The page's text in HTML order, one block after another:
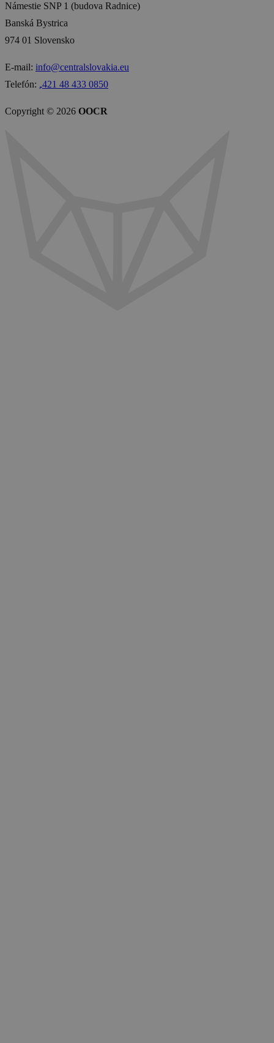
Námestie SNP 1 (budova Radnice)
Banská Bystrica
974 01 Slovensko
E-mail: info@centralslovakia.eu
Telefón: ₊421 48 433 0850
Copyright © 2026 OOCR